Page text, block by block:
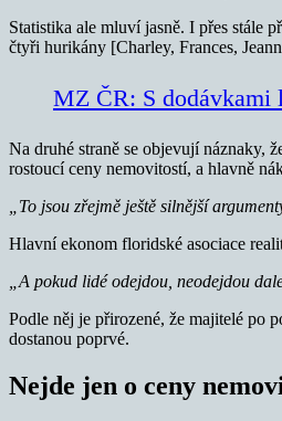
Statistika ale mluví jasně. I přes stále
čtyři hurikány [Charley, Frances,
MZ ČR: S dodávkami
Na druhé straně se objevují náznaky,
rostoucí ceny nemovitostí, a hlavně
„To jsou zřejmě ještě silnější
Hlavní ekonom floridské asociace
„A pokud lidé odejdou, neodejdou
Podle něj je přirozené, že majitelé po
dostanou poprvé.
Nejde jen o ceny